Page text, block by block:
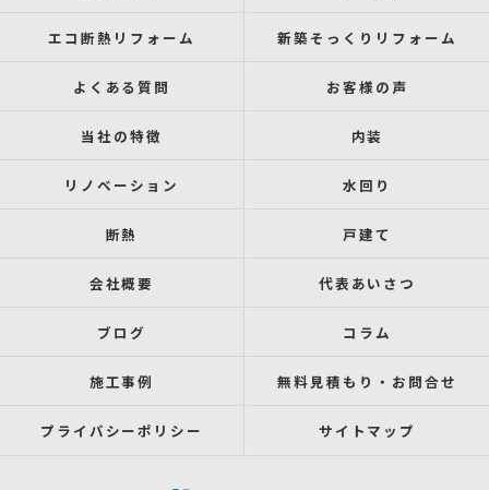
エコ断熱リフォーム 新築そっくりリフォーム
よくある質問 お客様の声
当社の特徴 内装
リノベーション 水回り
断熱 戸建て
会社概要 代表あいさつ
ブログ コラム
施工事例 無料見積もり・お問合せ
プライバシーポリシー サイトマップ